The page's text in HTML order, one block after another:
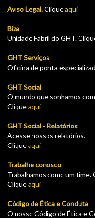
Aviso Legal.Cliqueaqui
Biza
Unidade Fabril do GHT.
GHT Serviços
Oficina de ponta
GHT Social
O mundo que sonhamos
Cliqueaqui
GHT Social - Relatórios
Acesse nossos relatórios.
Cliqueaqui
Trabalhe conosco
Trabalhamos como um time.
Cliqueaqui
Código de Ética e Conduta
O nosso Código de Ética e